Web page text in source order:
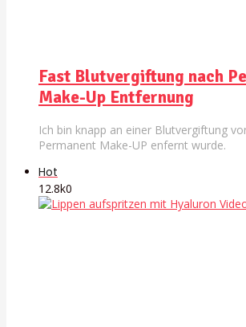
Fast Blutvergiftung nach
Make-Up Entfernung
Ich bin knapp an einer Blutvergiftung
Permanent Make-UP enfernt wurde.
Hot
12.8k0